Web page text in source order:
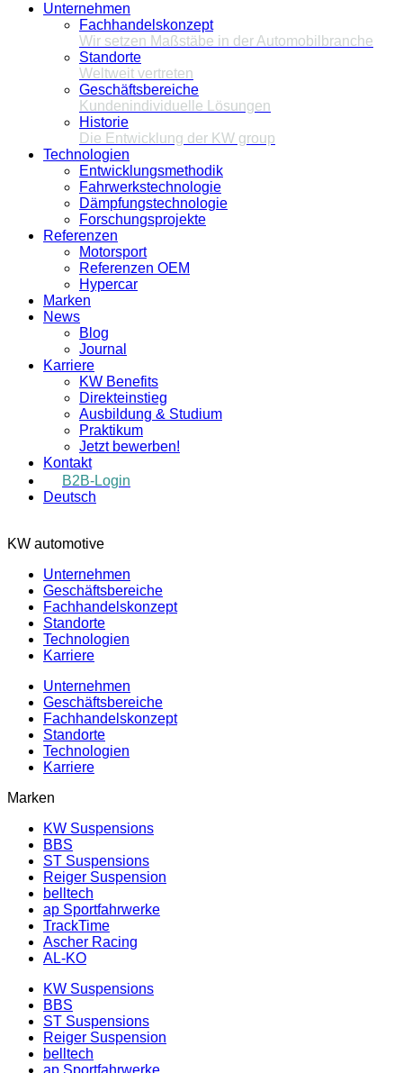
Unternehmen
Fachhandelskonzept
Wir setzen Maßstäbe in der Automobilbranche
Standorte
Weltweit vertreten
Geschäftsbereiche
Kundenindividuelle Lösungen
Historie
Die Entwicklung der KW group
Technologien
Entwicklungsmethodik
Fahrwerkstechnologie
Dämpfungstechnologie
Forschungsprojekte
Referenzen
Motorsport
Referenzen OEM
Hypercar
Marken
News
Blog
Journal
Karriere
KW Benefits
Direkteinstieg
Ausbildung & Studium
Praktikum
Jetzt bewerben!
Kontakt
B2B-Login
Deutsch
KW automotive
Unternehmen
Geschäftsbereiche
Fachhandelskonzept
Standorte
Technologien
Karriere
Unternehmen
Geschäftsbereiche
Fachhandelskonzept
Standorte
Technologien
Karriere
Marken
KW Suspensions
BBS
ST Suspensions
Reiger Suspension
belltech
ap Sportfahrwerke
TrackTime
Ascher Racing
AL-KO
KW Suspensions
BBS
ST Suspensions
Reiger Suspension
belltech
ap Sportfahrwerke